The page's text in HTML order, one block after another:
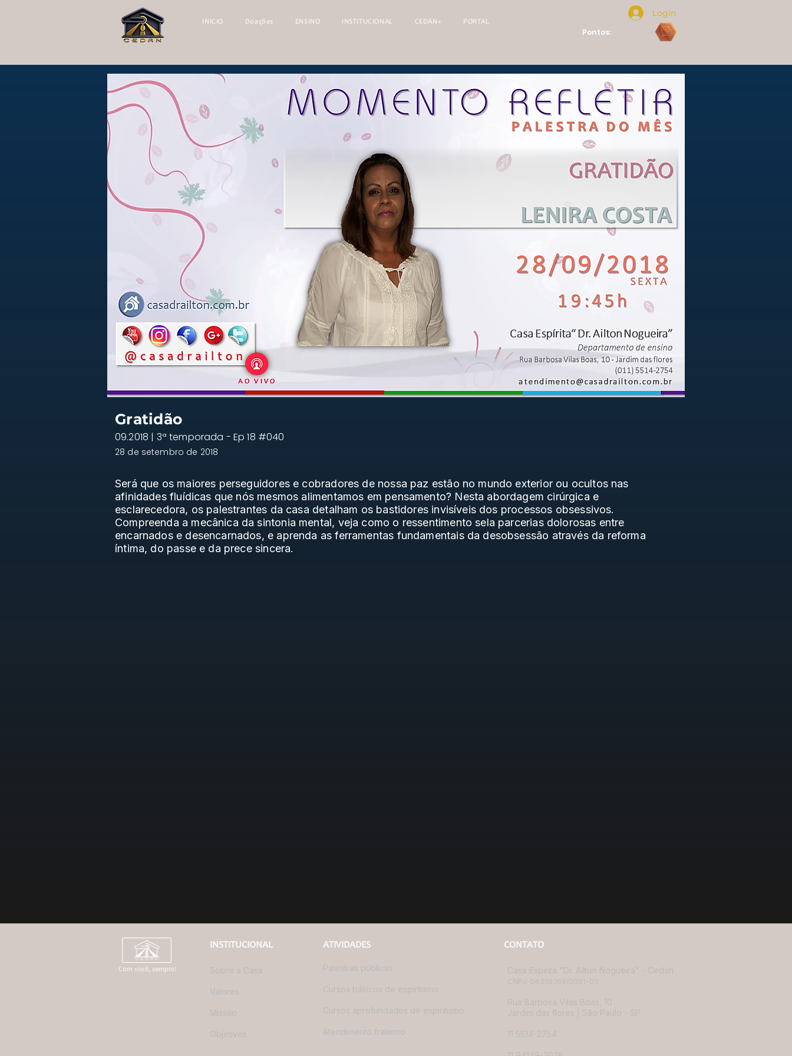
INICIO Doações ENSINO INSTITUCIONAL CEDAN+ PORTAL
Login
Pontos:
Gratidão
09.2018 | 3ª temporada - Ep 18 #040
28 de setembro de 2018
Será que os maiores perseguidores e cobradores de nossa paz estão no mundo exterior ou ocultos nas
afinidades fluídicas que nós mesmos alimentamos em pensamento? Nesta abordagem cirúrgica e
esclarecedora, os palestrantes da casa detalham os bastidores invisíveis dos processos obsessivos.
Compreenda a mecânica da sintonia mental, veja como o ressentimento sela parcerias dolorosas entre
encarnados e desencarnados, e aprenda as ferramentas fundamentais da desobsessão através da reforma
íntima, do passe e da prece sincera.
Com você, sempre!
INSTITUCIONAL ATIVIDADES
Sobre a Casa
Valores
Missão
Objetivos
Palestras públicas
Cursos básicos de espiritismo
Cursos aprofundados de espiritismo
Atendimento fraterno
CONTATO
Casa Espírita "Dr. Ailton Nogueira" - Cedan
CNPJ: 04.519.169/0001-03
Rua Barbosa Vilas Boas, 10
Jardim das flores | São Paulo - SP
11 5514-2754